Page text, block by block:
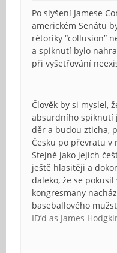
Po slyšení Jamese
americkém Senátu
rétoriky “collusion”
a spiknutí bylo
při vyšetřování
Člověk by si myslel,
absurdního spiknutí
děr a budou zticha,
Česku po převratu v
Stejně jako jejich
ještě hlasitěji a
daleko, že se
kongresmany
baseballového
ID’d as James